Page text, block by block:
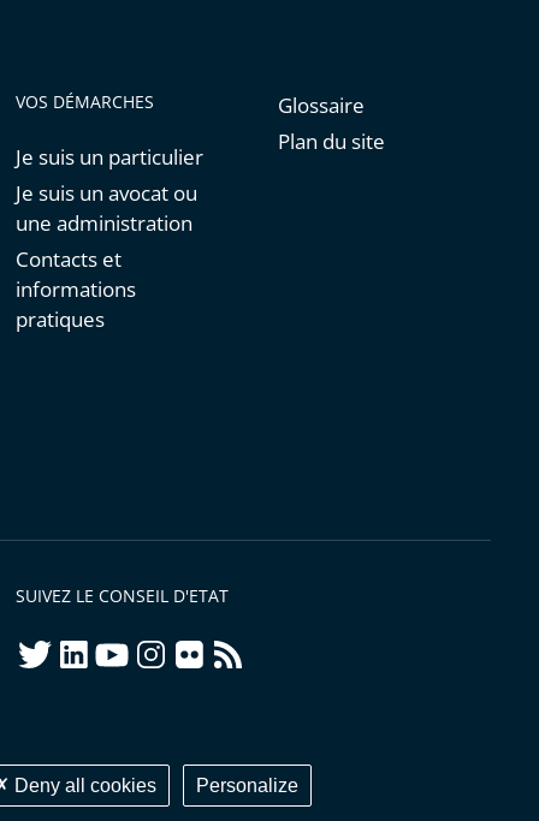
Deny all cookies Personalize
VOS DÉMARCHES
Je suis un particulier
Je suis un avocat ou
une administration
Contacts et
informations
pratiques
Glossaire
Plan du site
SUIVEZ LE CONSEIL D'ETAT
twitterlinkedInyoutubeinstagram
flickrrss
conforme